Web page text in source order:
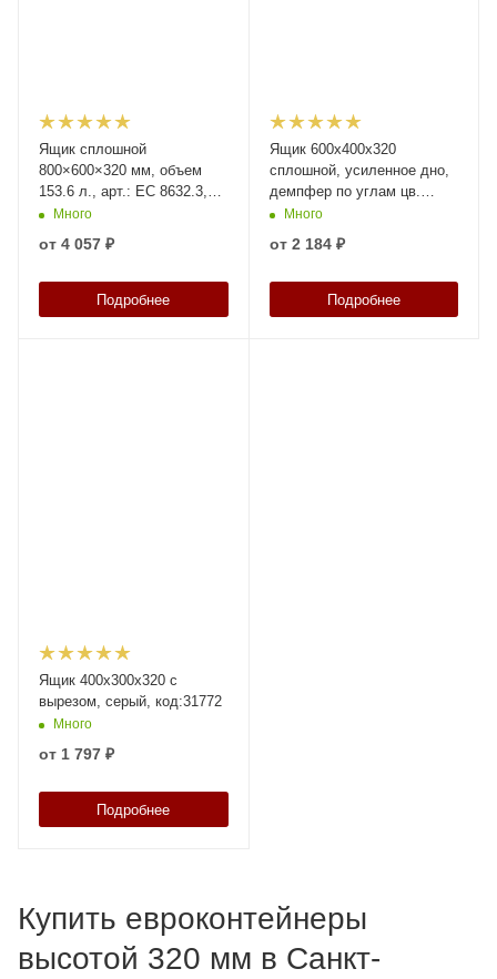
Ящик сплошной
800×600×320 мм, объем
153.6 л., арт.: ЕС 8632.3,
серый, код: 13203
Много
от 4 057 ₽
Подробнее
Ящик 600х400х320
сплошной, усиленное дно,
демпфер по углам цв.
серый, код: 40204
Много
от 2 184 ₽
Подробнее
Ящик 400х300х320 с
вырезом, серый, код:31772
Много
от 1 797 ₽
Подробнее
Купить евроконтейнеры
высотой 320 мм в Санкт-